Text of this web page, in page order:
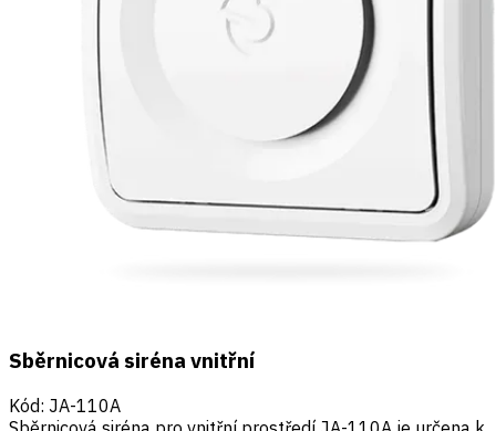
Sběrnicová siréna vnitřní
Kód: JA-110A